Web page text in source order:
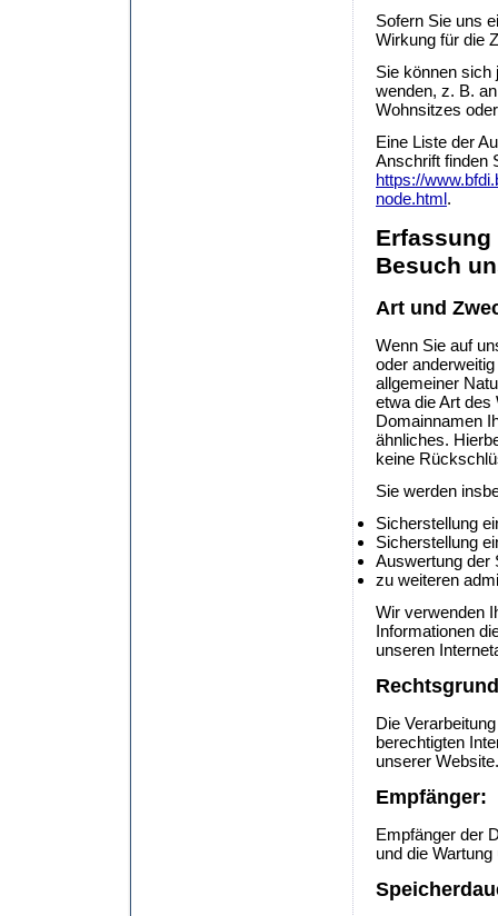
Sofern Sie uns
Wirkung für die
Sie können sich
wenden, z. B.
Wohnsitzes
Eine Liste der
Anschrift finden
https://
node.html.
Besuch
Art und
Wenn Sie auf
oder
allgemeiner
etwa die Art
Domainnamen
ähnliches.
keine
Sie werden
Sicherstellung
Sicherstellung
Auswertung der
zu weiteren
Wir verwenden
Informationen
unseren
Die
berechtigten
unserer Website.
Empfänger:
Empfänger der
und die